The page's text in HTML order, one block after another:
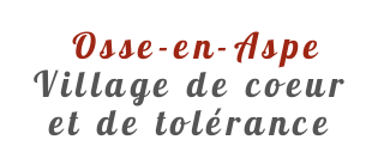
Osse-en-Aspe
Village de coeur
et de tolérance